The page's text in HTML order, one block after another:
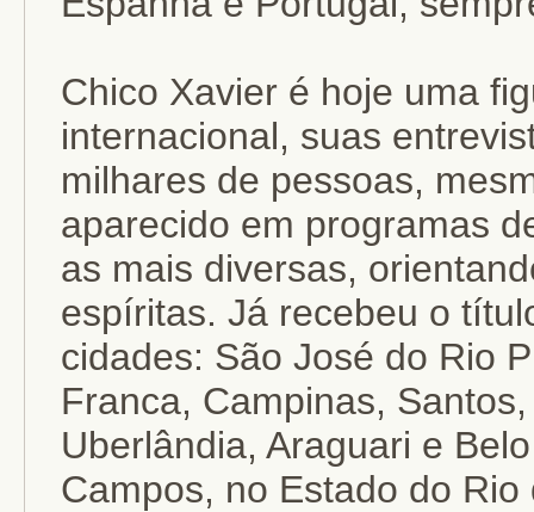
Chico Xavier é hoje uma
internacional, suas
milhares de pessoas,
aparecido em programas
as mais diversas,
espíritas. Já recebeu o
cidades: São José do Rio
Franca, Campinas,
Uberlândia, Araguari e
Campos, no Estado do